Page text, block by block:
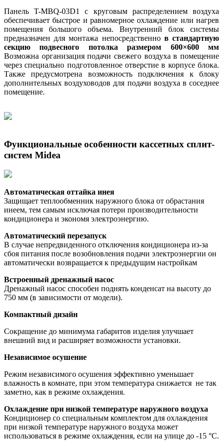
Панель T-MBQ-03D1 с круговым распределением воздуха
обеспечивает быстрое и равномерное охлаждение или нагрев
помещения большого объема. Внутренний блок системы
предназначен для монтажа непосредственно в стандартную
секцию подвесного потолка размером 600×600 мм
Возможна организация подачи свежего воздуха в помещение
через специально подготовленное отверстие в корпусе блока.
Также предусмотрена возможность подключения к блоку
дополнительных воздуховодов для подачи воздуха в соседнее
помещение.
Функциональные особенности кассетных сплит-
систем Midea
Автоматическая оттайка инея
Защищает теплообменник наружного блока от обрастания
инеем, тем самым исключая потери производительности
кондиционера и экономя электроэнергию.
Автоматический перезапуск
В случае непредвиденного отключения кондиционера из-за
сбоя питания после возобновления подачи электроэнергии он
автоматически возвращается к предыдущим настройкам
Встроенный дренажный насос
Дренажный насос способен поднять конденсат на высоту до
750 мм (в зависимости от модели).
Компактный дизайн
Сокращение до минимума габаритов изделия улучшает
внешний вид и расширяет возможности установки.
Независимое осушение
Режим независимого осушения эффективно уменьшает
влажность в комнате, при этом температура снижается не так
заметно, как в режиме охлаждения.
Охлаждение при низкой температуре наружного воздуха
Кондиционер со специальным комплектом для охлаждения
при низкой температуре наружного воздуха может
использоваться в режиме охлаждения, если на улице до -15 °С.